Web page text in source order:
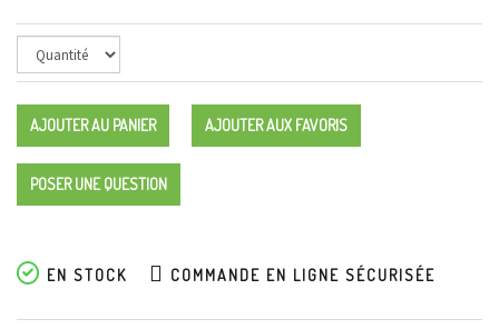
AJOUTER AU PANIER AJOUTER AUX FAVORIS
POSER UNE QUESTION
EN STOCK COMMANDE EN LIGNE SÉCURISÉE